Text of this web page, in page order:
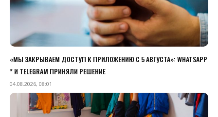
«МЫ ЗАКРЫВАЕМ ДОСТУП К ПРИЛОЖЕНИЮ C 5 АВГУСТА»: WHATSAPP
* И TELEGRAM ПРИНЯЛИ РЕШЕНИЕ
04.08.2026, 08:01